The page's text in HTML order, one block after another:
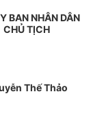
BAN NHÂN DÂN
CHỦ TỊCH
Thế Thảo